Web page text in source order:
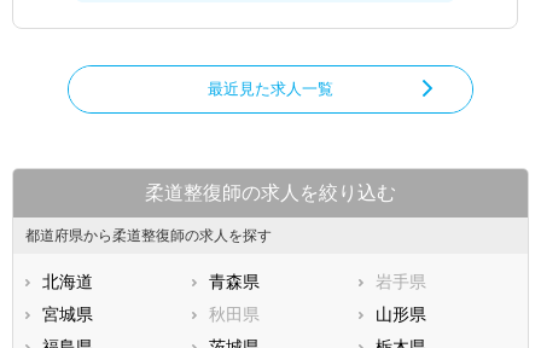
最近見た求人一覧
柔道整復師の求人を絞り込む
都道府県から柔道整復師の求人を探す
北海道 青森県
岩手県
宮城県
秋田県
山形県